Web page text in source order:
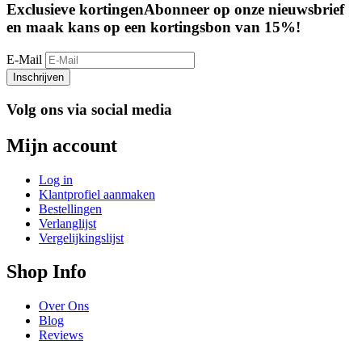
Exclusieve kortingenAbonneer op onze nieuwsbrief
en maak kans op een kortingsbon van 15%!
E-Mail
Inschrijven
Volg ons via social media
Mijn account
Log in
Klantprofiel aanmaken
Bestellingen
Verlanglijst
Vergelijkingslijst
Shop Info
Over Ons
Blog
Reviews